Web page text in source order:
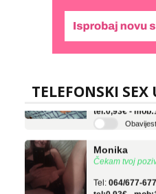
TELEFONSKI SEX
Lucija
Tel: 064/677-677
tel:0,93€ -
Čekam tvoj poziv!
064/677-677
tel:0,93€ -